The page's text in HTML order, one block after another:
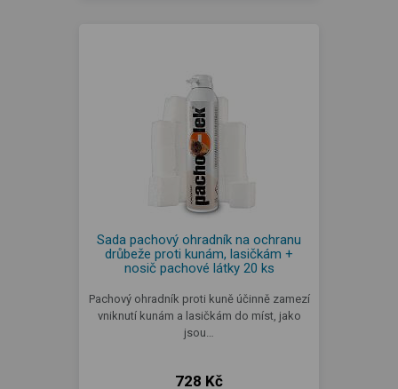
Sada pachový ohradník na ochranu
drůbeže proti kunám, lasičkám +
nosič pachové látky 20 ks
Pachový ohradník proti kuně účinně zamezí
vniknutí kunám a lasičkám do míst, jako
jsou…
728 Kč